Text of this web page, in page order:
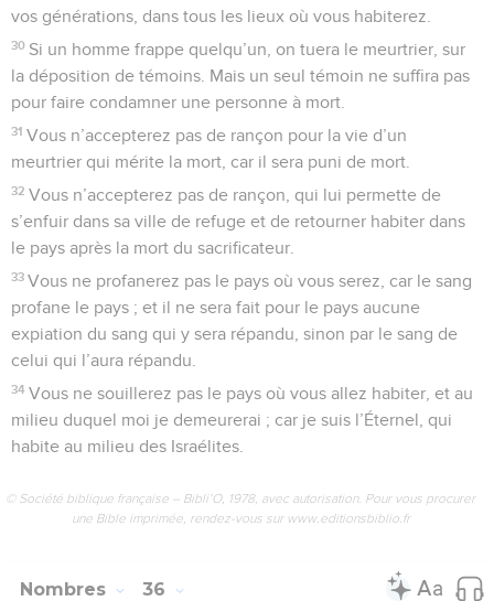
vos générations, dans tous les lieux où vous habiterez.
30 Si un homme frappe quelqu’un, on tuera le meurtrier, sur
la déposition de témoins. Mais un seul témoin ne suffira pas
pour faire condamner une personne à mort.
31 Vous n’accepterez pas de rançon pour la vie d’un
meurtrier qui mérite la mort, car il sera puni de mort.
32 Vous n’accepterez pas de rançon, qui lui permette de
s’enfuir dans sa ville de refuge et de retourner habiter dans
le pays après la mort du sacrificateur.
33 Vous ne profanerez pas le pays où vous serez, car le sang
profane le pays ; et il ne sera fait pour le pays aucune
expiation du sang qui y sera répandu, sinon par le sang de
celui qui l’aura répandu.
34 Vous ne souillerez pas le pays où vous allez habiter, et au
milieu duquel moi je demeurerai ; car je suis l’Éternel, qui
habite au milieu des Israélites.
© Société biblique française – Bibli’O, 1978, avec autorisation. Pour vous procurer
une Bible imprimée, rendez-vous sur www.editionsbiblio.fr
Nombres 36